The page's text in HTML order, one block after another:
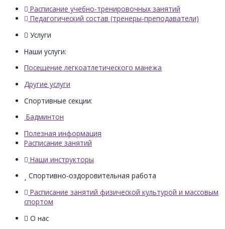
Расписание учебно-тренировочных занятий
Педагогический состав (тренеры-преподаватели)
Услуги
Наши услуги:
Посещение легкоатлетического манежа
Другие услуги
Спортивные секции:
Бадминтон
Полезная информация
Расписание занятий
Наши инструкторы
Спортивно-оздоровительная работа
Расписание занятий физической культурой и массовым
спортом
О нас